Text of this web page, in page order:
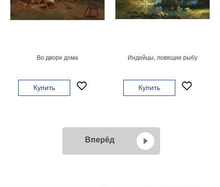
Во дворе дома
Купить
Индейцы, ловящие рыбу
Купить
Вперёд